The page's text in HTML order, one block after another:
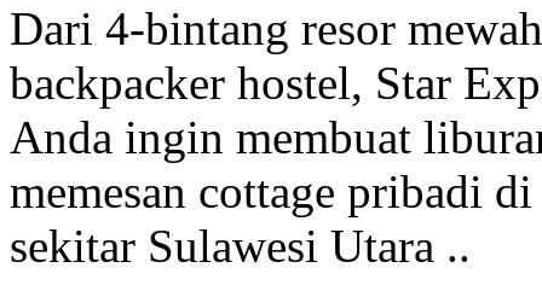
Dari 4-bintang resor
backpacker hostel, Star
Anda ingin membuat
memesan cottage pribadi
sekitar Sulawesi Utara ..